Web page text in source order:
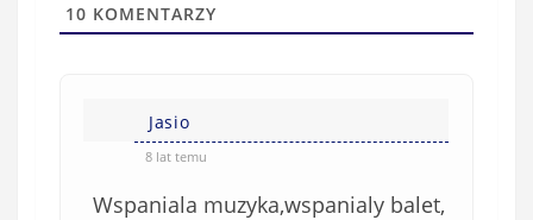
w
(
10 KOMENTARZY
Jasio
8 lat temu
Wspaniala muzyka,wspanialy balet,